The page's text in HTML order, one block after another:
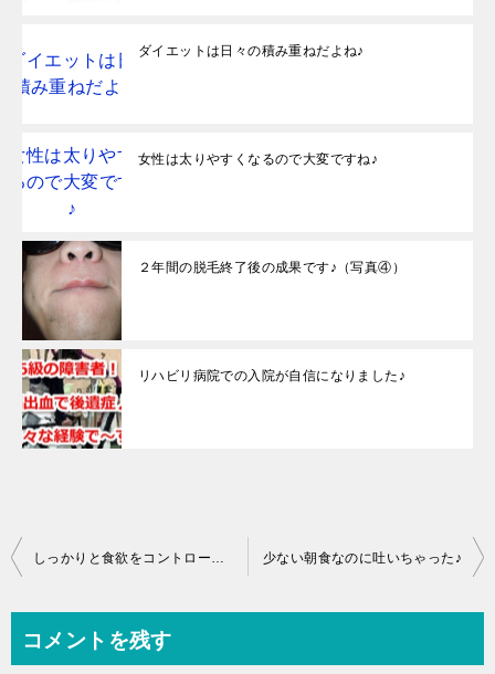
ダイエットは日々の積み重ねだよね♪
女性は太りやすくなるので大変ですね♪
２年間の脱毛終了後の成果です♪（写真④）
リハビリ病院での入院が自信になりました♪
投
ビ
しっかりと食欲をコントロールする意識を持ちましょう！ 少ない朝食なのに吐いちゃった♪
コメントを残す